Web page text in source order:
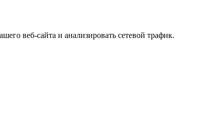
веб-сайта и анализировать сетевой трафик.